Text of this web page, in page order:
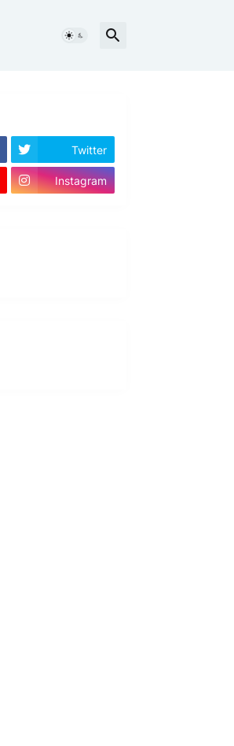
Twitter
Instagram